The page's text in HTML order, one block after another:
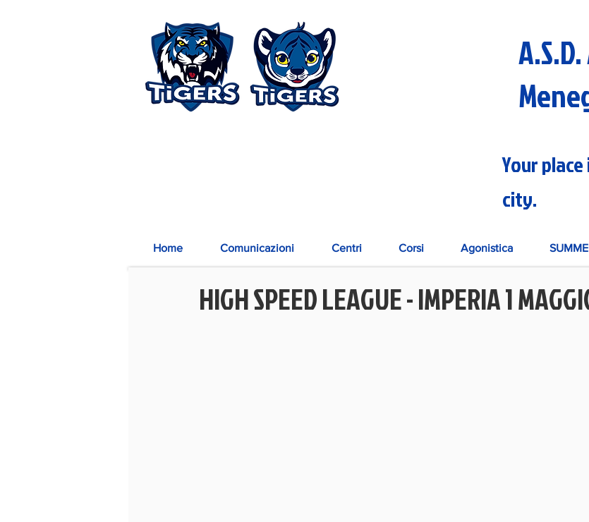
Your
city.
Home Comunicazioni Centri Corsi Agonistica
HIGH SPEED LEAGUE - IMPERIA 1